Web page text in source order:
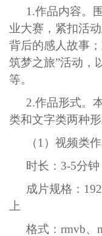
1.作品内容。
业大赛，紧扣活
背后的感人故事
筑梦之旅”活动，
等。
2.作品形式。
类和文字类两种形
（1）视频类
时长：3-5分钟
成片规格：
上
格式：rmvb、